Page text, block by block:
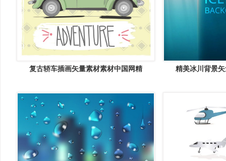
复古轿车插画矢量素材素材中国网精 精美冰川背景